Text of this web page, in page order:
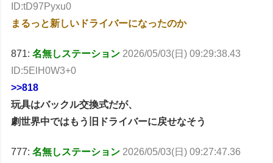
ID:tD97Pyxu0
まるっと新しいドライバーになったのか
871:名無しステーション 2026/05/03(日) 09:29:38.43
ID:5ElH0W3+0
>>818
玩具はバックル交換式だが、
劇世界中ではもう旧ドライバーに戻せなそう
777:名無しステーション 2026/05/03(日) 09:27:47.36